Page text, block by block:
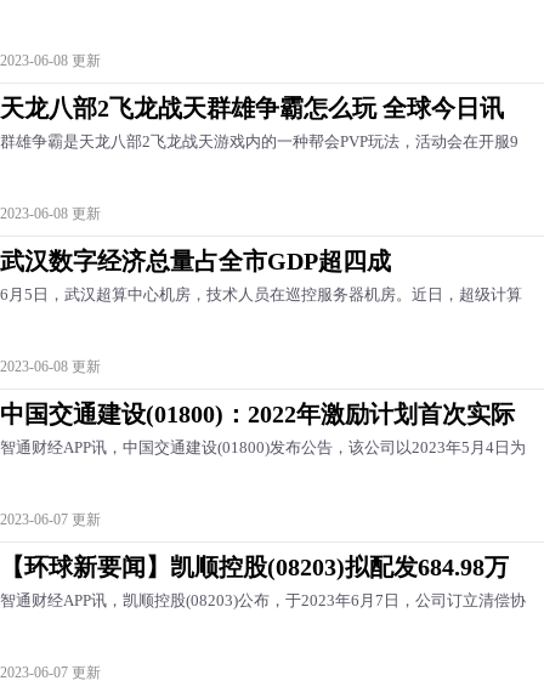
2023-06-08 更新
天龙八部2飞龙战天群雄争霸怎么玩 全球今日讯
群雄争霸是天龙八部2飞龙战天游戏内的一种帮会PVP玩法，活动会在开服9
2023-06-08 更新
武汉数字经济总量占全市GDP超四成
6月5日，武汉超算中心机房，技术人员在巡控服务器机房。近日，超级计算
2023-06-08 更新
中国交通建设(01800)：2022年激励计划首次实际
智通财经APP讯，中国交通建设(01800)发布公告，该公司以2023年5月4日为
2023-06-07 更新
【环球新要闻】凯顺控股(08203)拟配发684.98万
智通财经APP讯，凯顺控股(08203)公布，于2023年6月7日，公司订立清偿协
2023-06-07 更新